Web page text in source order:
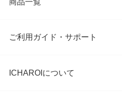
ご利用ガイド・サポート
ICHAROIについて